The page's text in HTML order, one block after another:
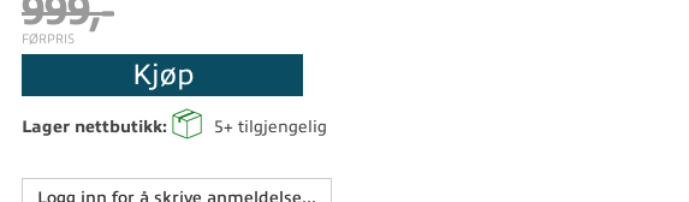
Logg inn for å skrive anmeldelse...
999,-
FØRPRIS
Kjøp
Lager nettbutikk: 5+ tilgjengelig